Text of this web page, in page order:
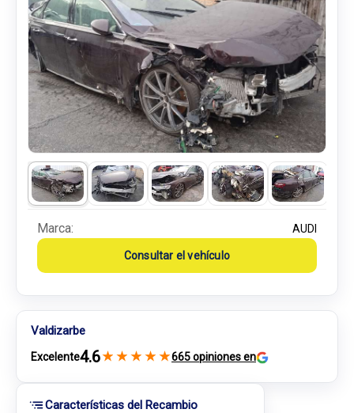
Características del Recambio
Marca: AUDI
Consultar el vehículo
Valdizarbe
Excelente4.6★ ★ ★ ★ ★665 opiniones en